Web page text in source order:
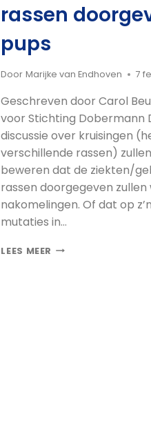
DOBERMANN
VOORUIT
rassen
pups
Door Marijke van Endhoven 7
Geschreven door Carol
voor Stichting Dobermann
discussie over kruisingen
verschillende rassen)
beweren dat de ziekten/
rassen doorgegeven
nakomelingen. Of dat op
mutaties in…
LEES MEER FOKKERSMYTHE: